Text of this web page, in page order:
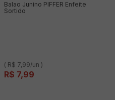
Balao Junino PIFFER Enfeite
Sortido
( R$ 7,99/un )
R$ 7,99